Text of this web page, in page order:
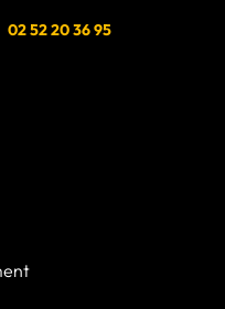
02 52 20 36 95